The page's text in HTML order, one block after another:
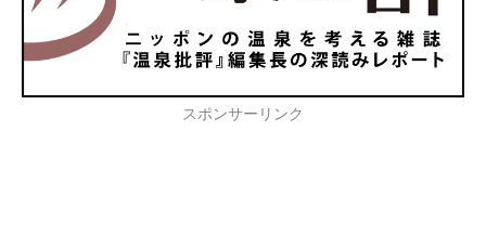
スポンサーリンク